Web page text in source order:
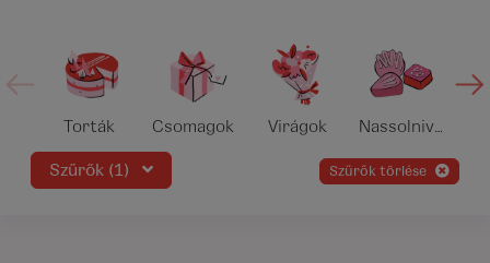
Torták Csomagok Virágok
Szűrők (1) szűrők törlése